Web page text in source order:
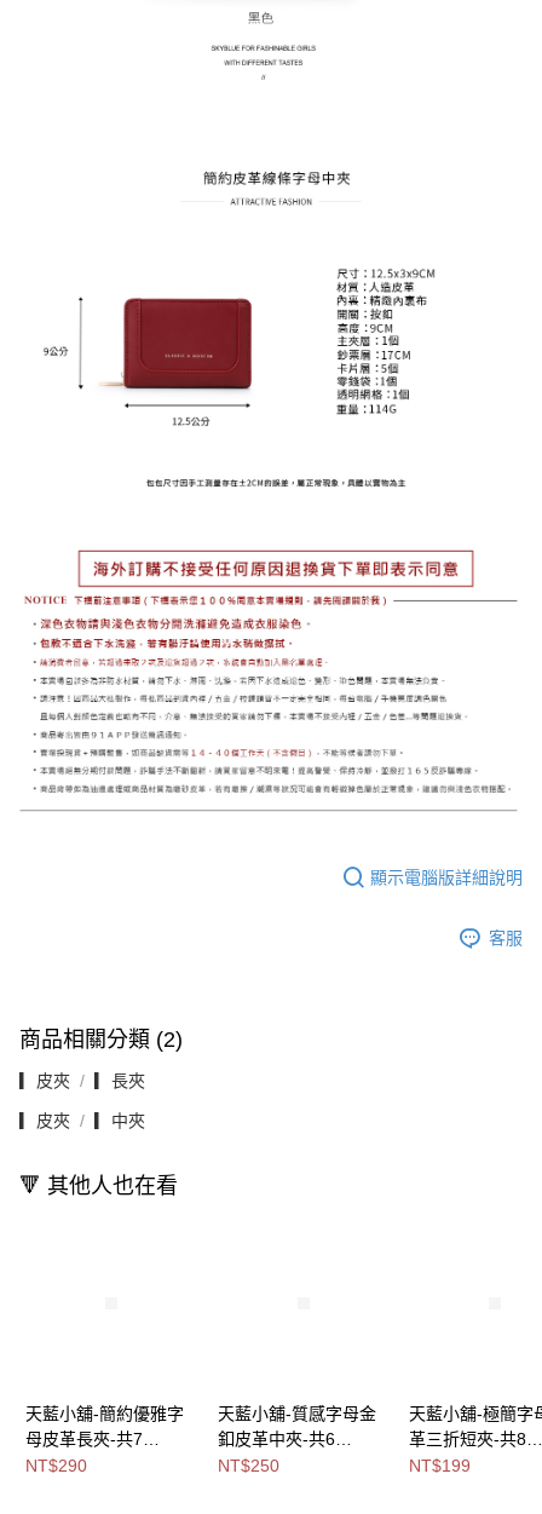
顯示電腦版詳細說明
客服
商品相關分類 (2)
▎皮夾 ▎長夾
▎皮夾 ▎中夾
🔻 其他人也在看
天藍小舖-簡約優雅字
母皮革長夾-共7
色-$290【A08081800
NT$290
天藍小舖-質感字母金
釦皮革中夾-共6
色-$250【A08081933
NT$250
天藍小舖-極簡字
革三折短夾-共8
色-$199【
NT$199